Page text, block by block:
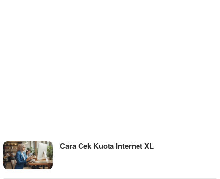
WIGATOS Cara Cek Kuota Internet XL